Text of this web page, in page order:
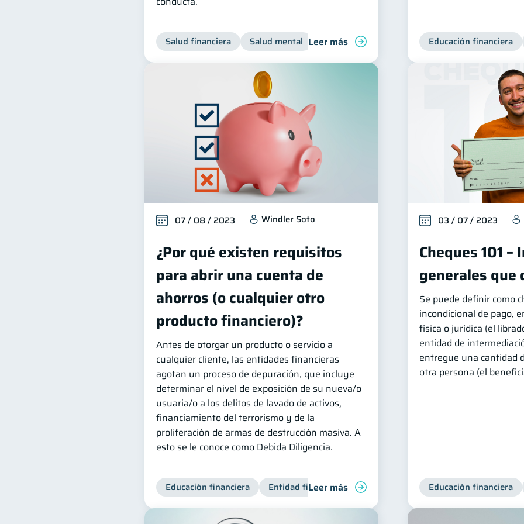
Salud financiera Salud mental Inclusión financiera Finanzas para jóvenes
Leer más Educación financiera
07 / 08 / 2023 Windler Soto
¿Por qué existen requisitos
para abrir una cuenta de
ahorros (o cualquier otro
producto financiero)?
Antes de otorgar un producto o servicio a
cualquier cliente, las entidades financieras
agotan un proceso de depuración, que incluye
determinar el nivel de exposición de su nueva/o
usuaria/o a los delitos de lavado de activos,
financiamiento del terrorismo y de la
proliferación de armas de destrucción masiva. A
esto se le conoce como Debida Diligencia.
Educación financiera Entidad financiera Productos financieros Inclusión
Leer más
03 / 07 / 2023
Cheques 101
generales que
Se puede definir como
incondicional de pago,
física o jurídica (el
entidad de
entregue una cantidad
otra persona (el
Educación financiera